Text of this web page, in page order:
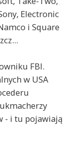
Electronic
i Square
FBI.
w USA
- i tu pojawiają